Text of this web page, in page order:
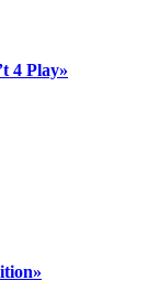
4 Play»